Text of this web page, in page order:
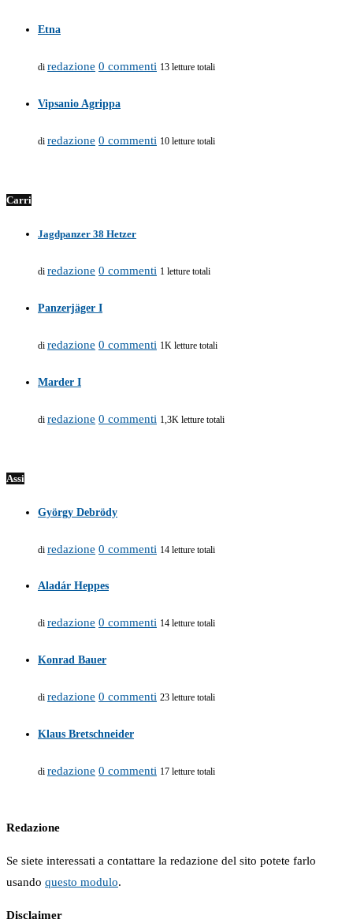
Etna
di redazione 0 commenti 13 letture totali
Vipsanio Agrippa
di redazione 0 commenti 10 letture totali
Carri
Jagdpanzer 38 Hetzer
di redazione 0 commenti 1 letture totali
Panzerjäger I
di redazione 0 commenti 1K letture totali
Marder I
di redazione 0 commenti 1,3K letture totali
Assi
György Debrödy
di redazione 0 commenti 14 letture totali
Aladár Heppes
di redazione 0 commenti 14 letture totali
Konrad Bauer
di redazione 0 commenti 23 letture totali
Klaus Bretschneider
di redazione 0 commenti 17 letture totali
Redazione
Se siete interessati a contattare la redazione del sito potete farlo
usando questo modulo.
Disclaimer